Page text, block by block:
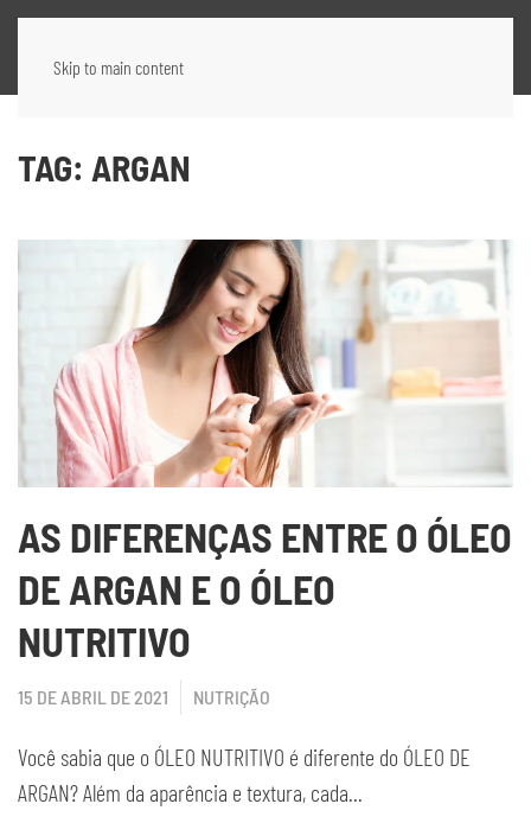
Skip to main content
TAG: ARGAN
AS DIFERENÇAS ENTRE O ÓLEO
DE ARGAN E O ÓLEO
NUTRITIVO
15 DE ABRIL DE 2021 NUTRIÇÃO
Você sabia que o ÓLEO NUTRITIVO é diferente do ÓLEO DE
ARGAN? Além da aparência e textura, cada...